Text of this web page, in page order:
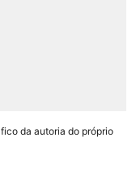
da autoria do próprio